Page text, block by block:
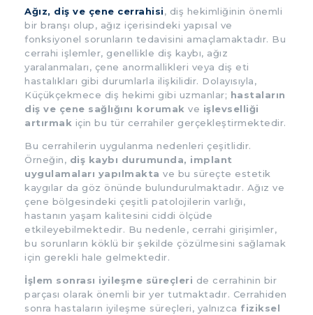
Ağız, diş ve çene cerrahisi, diş hekimliğinin önemli
bir branşı olup, ağız içerisindeki yapısal ve
fonksiyonel sorunların tedavisini amaçlamaktadır. Bu
cerrahi işlemler, genellikle diş kaybı, ağız
yaralanmaları, çene anormallikleri veya diş eti
hastalıkları gibi durumlarla ilişkilidir. Dolayısıyla,
Küçükçekmece diş hekimi gibi uzmanlar; hastaların
diş ve çene sağlığını korumak ve işlevselliği
artırmak için bu tür cerrahiler gerçekleştirmektedir.
Bu cerrahilerin uygulanma nedenleri çeşitlidir.
Örneğin, diş kaybı durumunda, implant
uygulamaları yapılmakta ve bu süreçte estetik
kaygılar da göz önünde bulundurulmaktadır. Ağız ve
çene bölgesindeki çeşitli patolojilerin varlığı,
hastanın yaşam kalitesini ciddi ölçüde
etkileyebilmektedir. Bu nedenle, cerrahi girişimler,
bu sorunların köklü bir şekilde çözülmesini sağlamak
için gerekli hale gelmektedir.
İşlem sonrası iyileşme süreçleri de cerrahinin bir
parçası olarak önemli bir yer tutmaktadır. Cerrahiden
sonra hastaların iyileşme süreçleri, yalnızca fiziksel